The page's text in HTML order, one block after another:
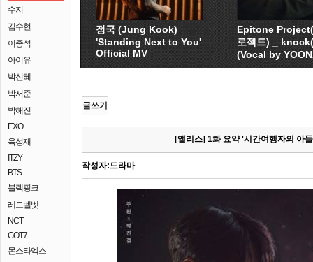
수지
김수현
이종석
아이유
박신혜
박서준
박해진
EXO
육성재
ITZY
BTS
블랙핑크
레드벨벳
NCT
GOT7
몬스타엑스
정국 (Jung Kook)
'Standing Next to You'
Official MV
Epitone
로젝트) _
(Vocal by
글쓰기
[앨리스] 1화 요약 '시간여행자의 아
작성자:드라마